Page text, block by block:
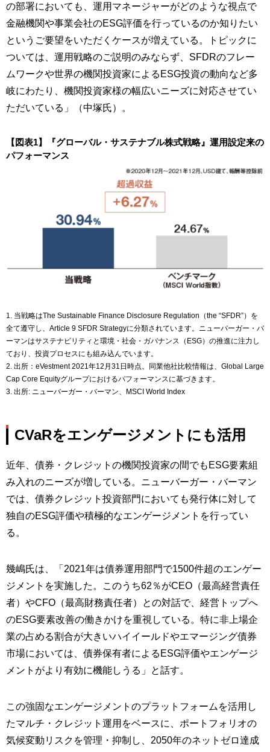
の部署においても、運用マネージャーがどのような視点で
金融機関や事業会社のESG評価を行っているのか知りたい
というご要望をいただくケースが増えている。トピックに
ついては、運用戦略のご説明のみならず、SFDRのフレー
ムワークや世界の機関投資家によるESG投資の動向など多
岐にわたり、機関投資家様の幅広いニーズに対応させてい
ただいている」（中塚氏）。
【図表1】『グローバル・サステナブル株式戦略』運用設定来の
パフォーマンス
1. 当戦略はThe Sustainable Finance Disclosure Regulation（the “SFDR”）を
全て遵守し、Article 9 SFDR Strategyに分類されています。ニューバーガー・バ
ーマンはサステナビリティと環境・社会・ガバナンス（ESG）の推進に注力し
ており、投資プロセスにも組み込んでいます。
2. 出所：eVestment 2021年12月31日時点。同業他社比較情報は、Global Large
Cap Core Equityグループにおけるパフォーマンスに基づきます。
3. 出所: ニューバーガー・バーマン、MSCI World Index
CVaRをエンゲージメントにも活用
近年、債券・クレジットの機関投資家の間でもESG要素組
み入れのニーズが増している。ニューバーガー・バーマン
では、債券クレジット投資部門においても発行体に対して
独自のESG評価や積極的なエンゲージメントを行ってい
る。
幾嶋氏は、「2021年は債券運用部門で1500件超のエンゲー
ジメントを実施した。このうち62％がCEO（最高経営責任
者）やCFO（最高財務責任者）との対話で、経営トップへ
のESG要素改善の働きかけを重視している。特に非上場企
業の占める割合が大きいハイイールドやエマージング債券
市場においては、債券保有者によるESG評価やエンゲージ
メントがより有効に機能しうる」と話す。
この強固なエンゲージメントのプラットフォームを活用し
たマルチ・クレジット運用をベースに、ポートフォリオの
気候変動リスクを管理・抑制し、2050年のネットゼロ達成